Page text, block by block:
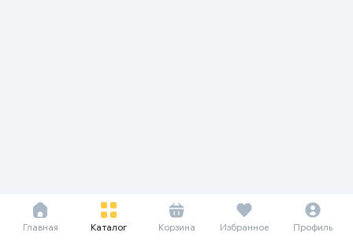
Главная Каталог Корзина Избранное Профиль